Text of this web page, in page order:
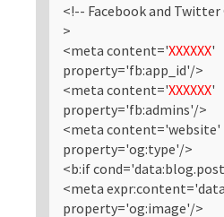
<!-- Facebook and
>
<meta content='XXXXXX'
property='fb:app_id'/>
<meta content='XXXXXX'
property='fb:admins'/>
<meta content='website'
property='og:type'/>
<b:if
<meta
property='og:image'/>